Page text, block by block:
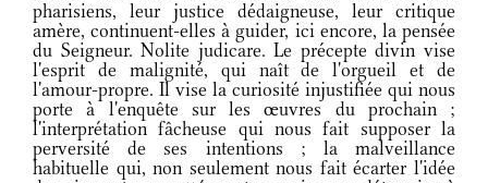
pharisiens, leur justice dédaigneuse, leur critique
amère, continuent-elles à guider, ici encore, la pensée
du Seigneur. Nolite judicare. Le précepte divin vise
l'esprit de malignité, qui naît de l'orgueil et de
l'amour-propre. Il vise la curiosité injustifiée qui nous
porte à l'enquête sur les œuvres du prochain ;
l'interprétation fâcheuse qui nous fait supposer la
perversité de ses intentions ; la malveillance
habituelle qui, non seulement nous fait écarter l'idée